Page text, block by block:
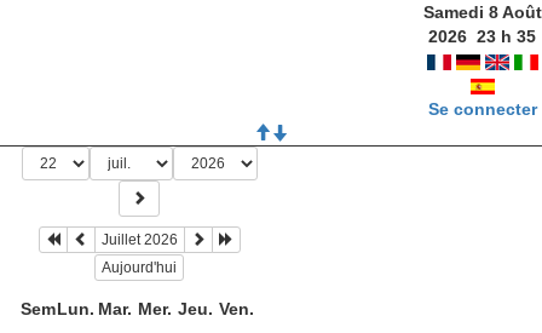
Samedi 8 Août
2026 23 h35
Se connecter
Juillet 2026
Aujourd'hui
SemLun. Mar. Mer. Jeu. Ven.